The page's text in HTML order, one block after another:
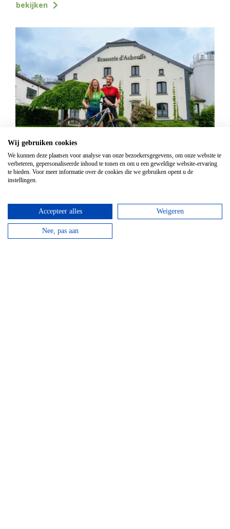
bekijken
Mountainbike Chouffe route 18 km
Vanaf€34,95
Huur een mountainbike voor een halve dag en fiets
bekijken
Wij gebruiken cookies
We kunnen deze plaatsen voor analyse van onze bezoekersgegevens, om onze website te
verbeteren, gepersonaliseerde inhoud te tonen en om u een geweldige website-ervaring
te bieden. Voor meer informatie over de cookies die we gebruiken opent u de
instellingen.
Accepteer alles Weigeren
Nee, pas aan